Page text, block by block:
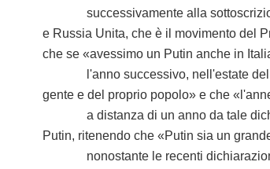
successivamente alla sottoscrizione
e Russia Unita, che è il movimento del
che se «avessimo un Putin anche in
l'anno successivo, nell'estate del
gente e del proprio popolo» e che
a distanza di un anno da tale
Putin, ritenendo che «Putin sia un
nonostante le recenti dichiarazioni